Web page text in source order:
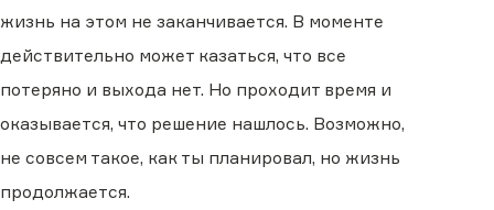
жизнь на этом не заканчивается. В моменте
действительно может казаться, что все
потеряно и выхода нет. Но проходит время и
оказывается, что решение нашлось. Возможно,
не совсем такое, как ты планировал, но жизнь
продолжается.